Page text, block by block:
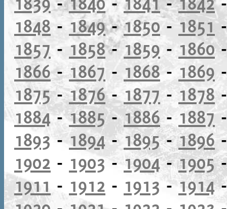
1848 - 1849-1850-1851
1857 - 1858-1859- 1860
1866-1867 - 1868- 1869
1875-1876-1877- 1878
1884-1885-1886- 1887
1893 -1894- 1895-1896
1902 - 1903-1904-1905
1911 - 1912 - 1913 -1914